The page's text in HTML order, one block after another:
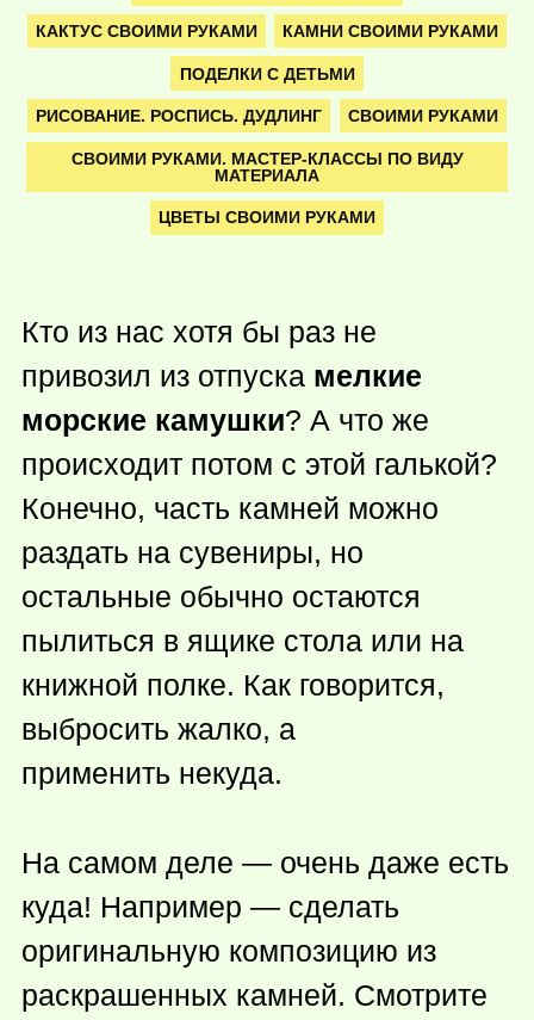
КАКТУС СВОИМИ РУКАМИ КАМНИ СВОИМИ РУКАМИ
ПОДЕЛКИ С ДЕТЬМИ
РИСОВАНИЕ. РОСПИСЬ. ДУДЛИНГ СВОИМИ РУКАМИ
СВОИМИ РУКАМИ. МАСТЕР-КЛАССЫ ПО ВИДУ
МАТЕРИАЛА
ЦВЕТЫ СВОИМИ РУКАМИ
Кто из нас хотя бы раз не
привозил из отпуска мелкие
морские камушки? А что же
происходит потом с этой галькой?
Конечно, часть камней можно
раздать на сувениры, но
остальные обычно остаются
пылиться в ящике стола или на
книжной полке. Как говорится,
выбросить жалко, а
применить некуда.
На самом деле — очень даже есть
куда! Например — сделать
оригинальную композицию из
раскрашенных камней. Смотрите